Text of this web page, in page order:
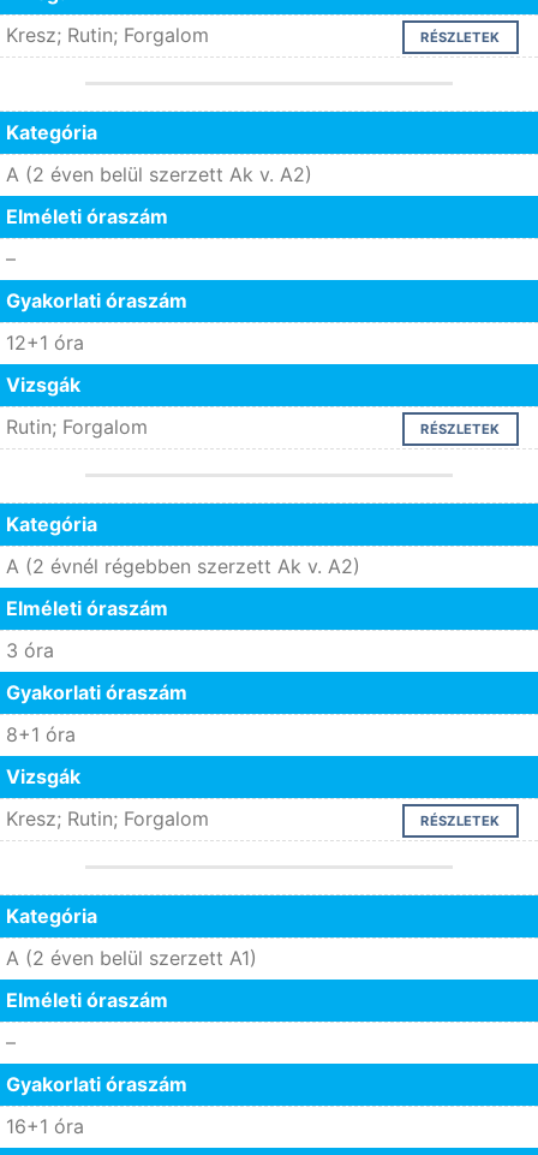
Kresz; Rutin; Forgalom
RÉSZLETEK
Kategória
A (2 éven belül szerzett Ak v. A2)
Elméleti óraszám
–
Gyakorlati óraszám
12+1 óra
Vizsgák
Rutin; Forgalom
RÉSZLETEK
Kategória
A (2 évnél régebben szerzett Ak v. A2)
Elméleti óraszám
3 óra
Gyakorlati óraszám
8+1 óra
Vizsgák
Kresz; Rutin; Forgalom
RÉSZLETEK
Kategória
A (2 éven belül szerzett A1)
Elméleti óraszám
–
Gyakorlati óraszám
16+1 óra